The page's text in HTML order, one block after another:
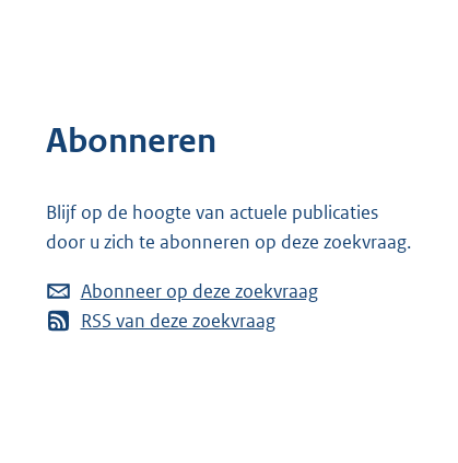
Abonneren
Blijf op de hoogte van actuele publicaties
door u zich te abonneren op deze zoekvraag.
Abonneer op deze zoekvraag
RSS van deze zoekvraag